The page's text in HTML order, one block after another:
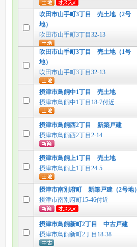
吹田市山手町3丁目 売土地（2号
地）
吹田市山手町3丁目32-13
吹田市山手町3丁目 売土地（1号
地）
吹田市山手町3丁目32-13
摂津市鳥飼中1丁目 売土地
摂津市鳥飼中1丁目18-7付近
摂津市鳥飼西2丁目 新築戸建
摂津市鳥飼西2丁目2-14
摂津市鳥飼上1丁目 売土地
摂津市鳥飼上1丁目24-5
摂津市南別府町 新築戸建（2号地）
摂津市南別府町15-46付近
摂津市鳥飼新町2丁目 中古戸建
摂津市鳥飼新町2丁目18-38